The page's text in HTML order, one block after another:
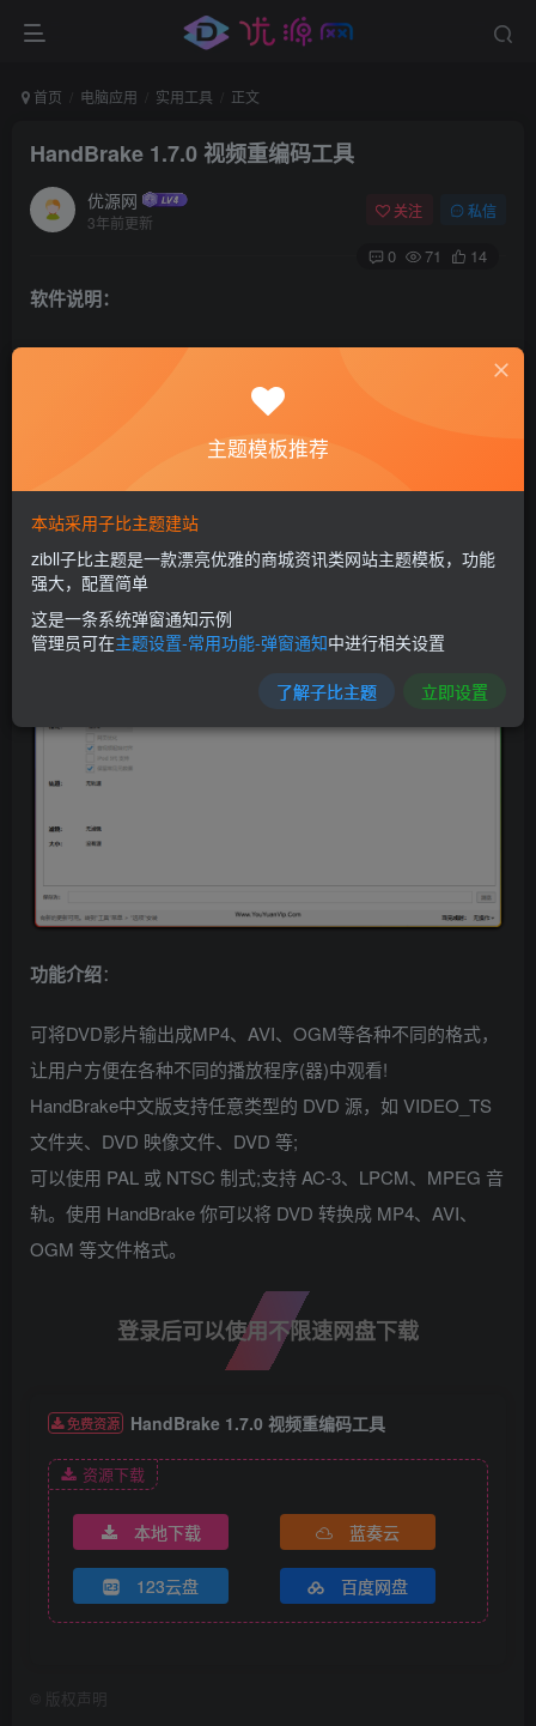
首页 电脑应用 实用工具 正文
HandBrake 1.7.0 视频重编码工具
优源网
3年前更新
关注 私信
0 71 14
软件说明：
软件功能非常强大，界面简洁明晰、操作方便快捷，设计得
量转换视频格式，并自带压缩功能。需要的朋友千万不要错
软件截图：
功能介绍：
可将DVD影片输出成MP4、AVI、OGM等各种不同的格式，
让用户方便在各种不同的播放程序(器)中观看!
HandBrake中文版支持任意类型的 DVD 源，如 VIDEO_TS
文件夹、DVD 映像文件、DVD 等;
可以使用 PAL 或 NTSC 制式;支持 AC-3、LPCM、MPEG 音
轨。使用 HandBrake 你可以将 DVD 转换成 MP4、AVI、
OGM 等文件格式。
登录后可以使用不限速网盘下载
免费资源 HandBrake 1.7.0 视频重编码工具
资源下载
本地下载 蓝奏云
123云盘 百度网盘
版权声明
主题模板推荐
本站采用子比主题建站
zibll子比主题是一款漂亮优雅的商城资讯类网站主题模板，功能
强大，配置简单
这是一条系统弹窗通知示例
管理员可在主题设置-常用功能-弹窗通知中进行相关设置
了解子比主题 立即设置